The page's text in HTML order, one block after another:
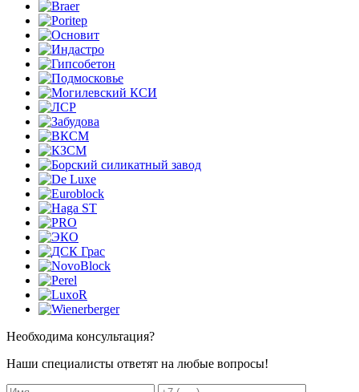
Необходима консультация?
Наши специалисты ответят на любые вопросы!